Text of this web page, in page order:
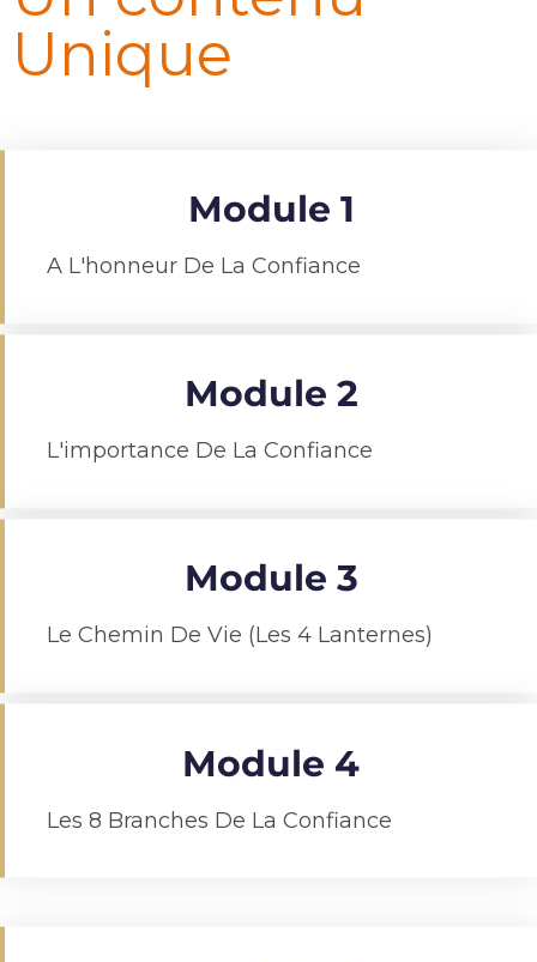
Unique
Module 1
A L'honneur De La Confiance
Module 2
L'importance De La Confiance
Module 3
Le Chemin De Vie (les 4 Lanternes)
Module 4
Les 8 Branches De La Confiance